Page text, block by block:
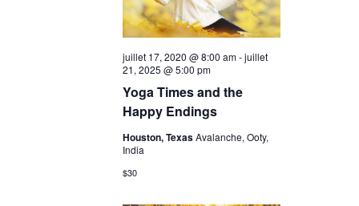
Yoga Times and the
Happy Endings
juillet 17, 2020 @ 8:00 am-juillet
21, 2025 @ 5:00 pm
Houston, TexasAvalanche, Ooty,
India
$30